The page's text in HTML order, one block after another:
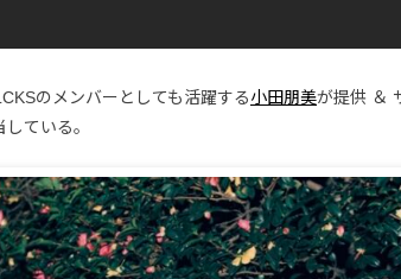
のメンバーとしても活躍する小田朋美が提供 ＆
ている。